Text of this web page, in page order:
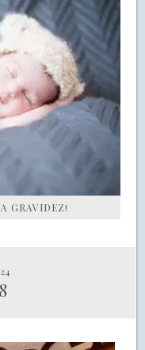
GRAVIDEZ!